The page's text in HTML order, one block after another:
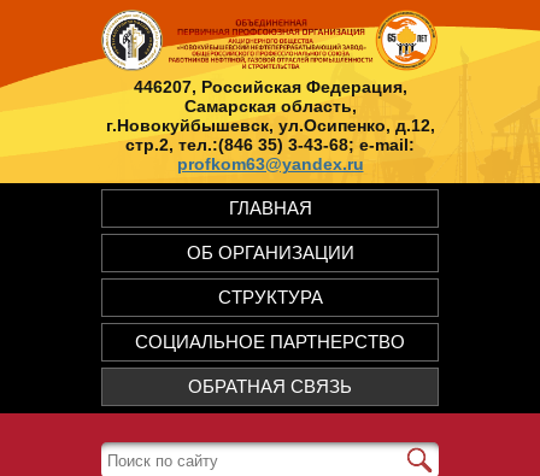
446207, Российская Федерация,
Самарская область,
г.Новокуйбышевск, ул.Осипенко, д.12,
стр.2, тел.:(846 35) 3-43-68; e-mail:
profkom63@yandex.ru
ГЛАВНАЯ
ОБ ОРГАНИЗАЦИИ
СТРУКТУРА
СОЦИАЛЬНОЕ ПАРТНЕРСТВО
ОБРАТНАЯ СВЯЗЬ